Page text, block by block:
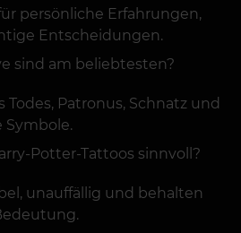
persönliche Erfahrungen,
Entscheidungen.
sind am beliebtesten?
Patronus, Schnatz und
Potter-Tattoos sinnvoll?
unauffällig und behalten